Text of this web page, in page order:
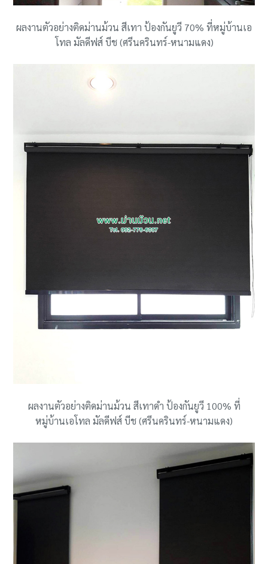
ผลงานตัวอย่างติดม่านม้วน สีเทา ป้องกันยูวี 70% ที่หมู่บ้านเอ
โทล มัลดีฟส์ บีช (ศรีนครินทร์-หนามแดง)
ผลงานตัวอย่างติดม่านม้วน สีเทาดำ ป้องกันยูวี 100% ที่
หมู่บ้านเอโทล มัลดีฟส์ บีช (ศรีนครินทร์-หนามแดง)